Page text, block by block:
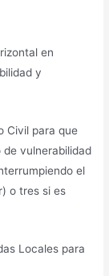
en
y
Civil para que
vulnerabilidad
el
o tres si es
Locales para